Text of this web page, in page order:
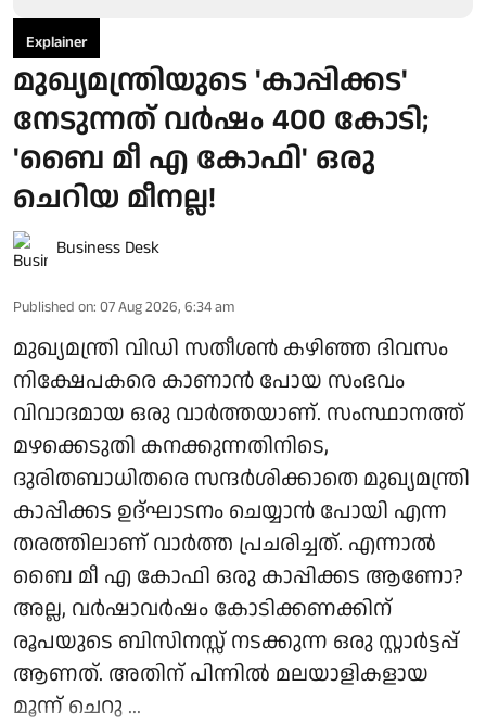
Explainer
മുഖ്യമന്ത്രിയുടെ 'കാപ്പിക്കട'
നേടുന്നത് വർഷം 400 കോടി;
'ബൈ മീ എ കോഫി' ഒരു
ചെറിയ മീനല്ല!
Business Desk
Published on: 07 Aug 2026, 6:34 am
മുഖ്യമന്ത്രി വിഡി സതീശൻ കഴിഞ്ഞ ദിവസം
നിക്ഷേപകരെ കാണാൻ പോയ സംഭവം
വിവാദമായ ഒരു വാർത്തയാണ്. സംസ്ഥാനത്ത്
മഴക്കെടുതി കനക്കുന്നതിനിടെ,
ദുരിതബാധിതരെ സന്ദർശിക്കാതെ മുഖ്യമന്ത്രി
കാപ്പിക്കട ഉദ്ഘാടനം ചെയ്യാൻ പോയി എന്ന
തരത്തിലാണ് വാർത്ത പ്രചരിച്ചത്. എന്നാൽ
ബൈ മീ എ കോഫി ഒരു കാപ്പിക്കട ആണോ?
അല്ല, വർഷാവർഷം കോടിക്കണക്കിന്
രൂപയുടെ ബിസിനസ്സ് നടക്കുന്ന ഒരു സ്റ്റാർട്ടപ്പ്
ആണത്. അതിന് പിന്നിൽ മലയാളികളായ
മൂന്ന് ചെറു ...